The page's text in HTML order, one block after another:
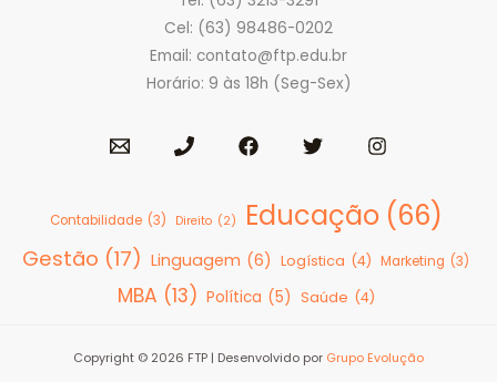
Cel: (63) 98486-0202
Email: contato@ftp.edu.br
Horário: 9 às 18h (Seg-Sex)
Contabilidade (3) Direito (2) Educação (66)
Gestão (17) Linguagem (6) Logística (4) Marketing (3)
MBA (13) Política (5) Saúde (4)
Copyright © 2026 FTP | Desenvolvido por Grupo Evolução